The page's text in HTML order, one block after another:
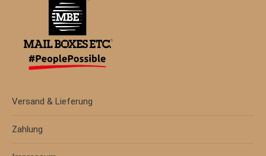
Versand & Lieferung
Zahlung